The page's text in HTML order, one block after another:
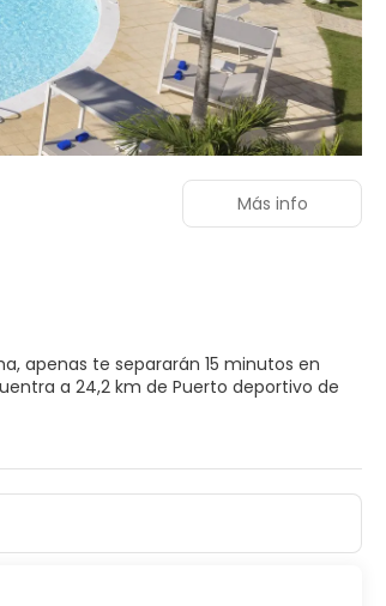
apenas te separarán 15 minutos en
conexión wifi gratis te mantendrá en
y escritorio, además de un servicio de
Más info